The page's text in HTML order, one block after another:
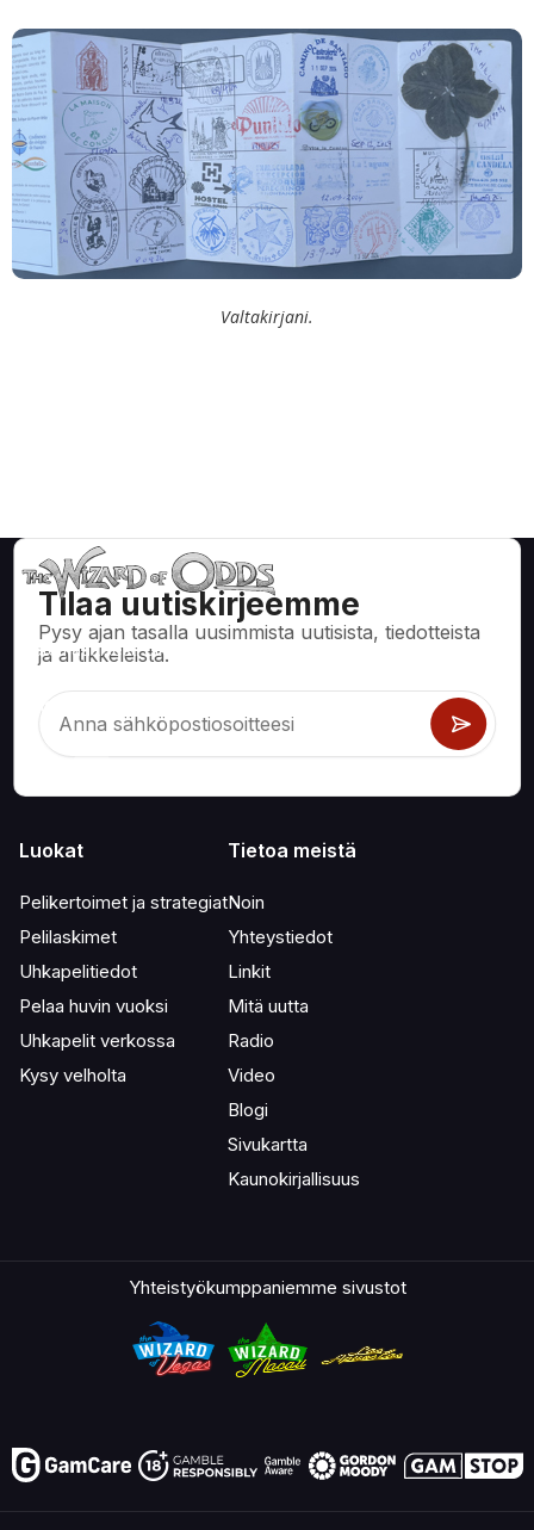
Valtakirjani.
Tilaa uutiskirjeemme
Pysy ajan tasalla uusimmista uutisista, tiedotteista
ja artikkeleista.
Matemaattisesti oikeita strategioita ja tietoa kasinopeleihin,
peleihin.
Luokat
Pelikertoimet ja strategiat
Pelilaskimet
Uhkapelitiedot
Pelaa huvin vuoksi
Uhkapelit verkossa
Kysy velholta
Tietoa meistä
Noin
Yhteystiedot
Linkit
Mitä uutta
Radio
Video
Blogi
Sivukartta
Kaunokirjallisuus
Yhteistyökumppaniemme sivustot